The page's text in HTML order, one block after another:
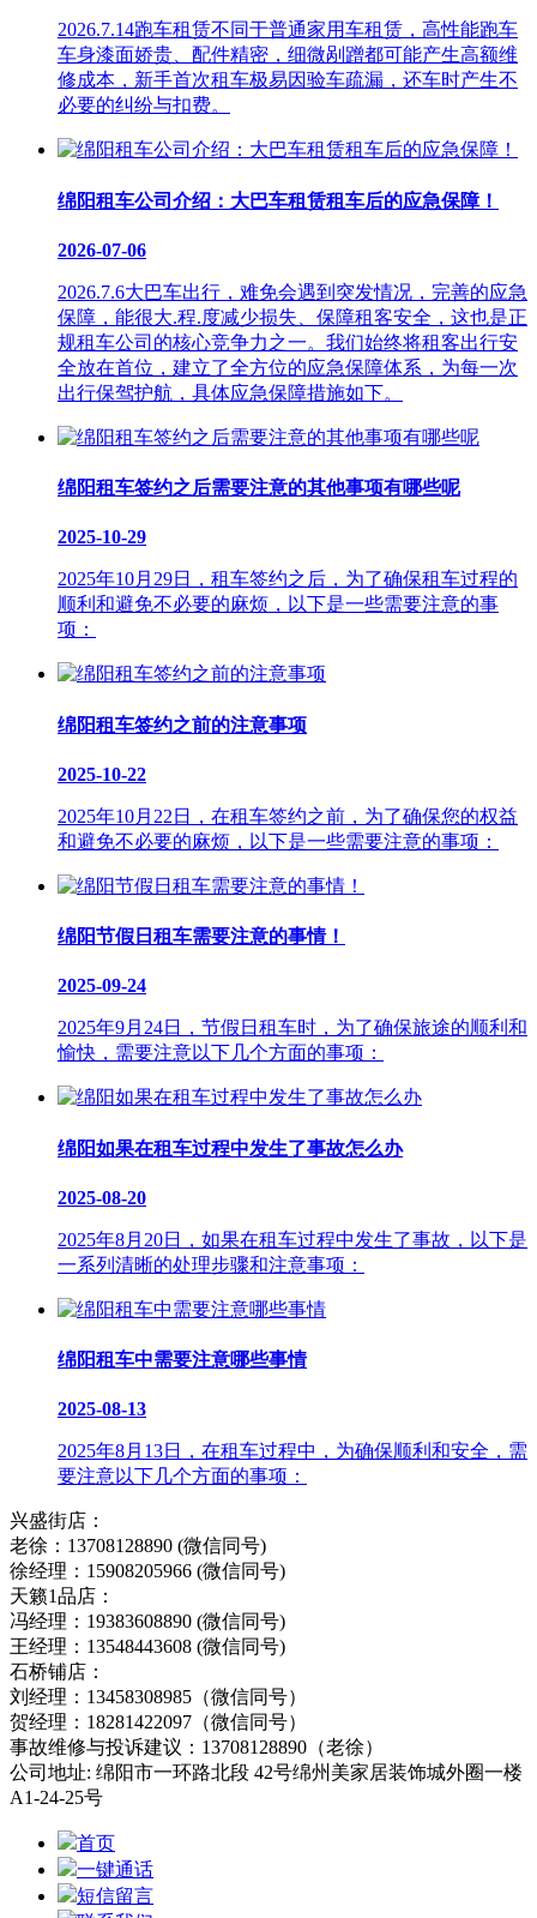
2026.7.14跑车租赁不同于普通家用车租赁，高性能跑车
车身漆面娇贵、配件精密，细微剐蹭都可能产生高额维
修成本，新手首次租车极易因验车疏漏，还车时产生不
必要的纠纷与扣费。
绵阳租车公司介绍：大巴车租赁租车后的应急保障！
2026-07-06
2026.7.6大巴车出行，难免会遇到突发情况，完善的应急
保障，能很大.程.度减少损失、保障租客安全，这也是正
规租车公司的核心竞争力之一。我们始终将租客出行安
全放在首位，建立了全方位的应急保障体系，为每一次
出行保驾护航，具体应急保障措施如下。
绵阳租车签约之后需要注意的其他事项有哪些呢
2025-10-29
2025年10月29日，租车签约之后，为了确保租车过程的
顺利和避免不必要的麻烦，以下是一些需要注意的事
项：
绵阳租车签约之前的注意事项
2025-10-22
2025年10月22日，在租车签约之前，为了确保您的权益
和避免不必要的麻烦，以下是一些需要注意的事项：
绵阳节假日租车需要注意的事情！
2025-09-24
2025年9月24日，节假日租车时，为了确保旅途的顺利和
愉快，需要注意以下几个方面的事项：
绵阳如果在租车过程中发生了事故怎么办
2025-08-20
2025年8月20日，如果在租车过程中发生了事故，以下是
一系列清晰的处理步骤和注意事项：
绵阳租车中需要注意哪些事情
2025-08-13
2025年8月13日，在租车过程中，为确保顺利和安全，需
要注意以下几个方面的事项：
兴盛街店：
老徐：13708128890 (微信同号)
徐经理：15908205966 (微信同号)
天籁1品店：
冯经理：19383608890 (微信同号)
王经理：13548443608 (微信同号)
石桥铺店：
刘经理：13458308985（微信同号）
贺经理：18281422097（微信同号）
事故维修与投诉建议：13708128890（老徐）
公司地址: 绵阳市一环路北段 42号绵州美家居装饰城外圈一楼
A1-24-25号
首页
一键通话
短信留言